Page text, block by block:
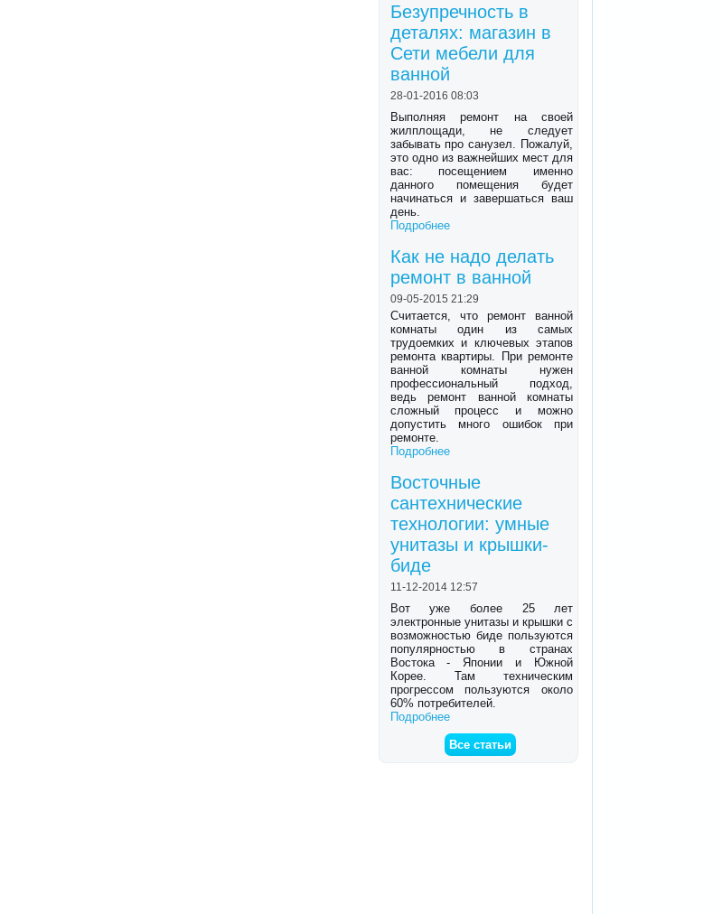
Безупречность в
деталях: магазин в
Сети мебели для
ванной
28-01-2016 08:03
Выполняя ремонт на своей
жилплощади, не следует
забывать про санузел. Пожалуй,
это одно из важнейших мест для
вас: посещением именно
данного помещения будет
начинаться и завершаться ваш
день.
Подробнее
Как не надо делать
ремонт в ванной
09-05-2015 21:29
Считается, что ремонт ванной
комнаты один из самых
трудоемких и ключевых этапов
ремонта квартиры. При ремонте
ванной комнаты нужен
профессиональный подход,
ведь ремонт ванной комнаты
сложный процесс и можно
допустить много ошибок при
ремонте.
Подробнее
Восточные
сантехнические
технологии: умные
унитазы и крышки-
биде
11-12-2014 12:57
Вот уже более 25 лет
электронные унитазы и крышки с
возможностью биде пользуются
популярностью в странах
Востока - Японии и Южной
Корее. Там техническим
прогрессом пользуются около
60% потребителей.
Подробнее
Все статьи